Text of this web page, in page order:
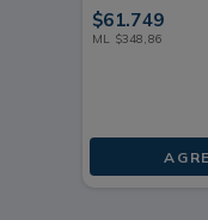
$61.749
ML $348,86